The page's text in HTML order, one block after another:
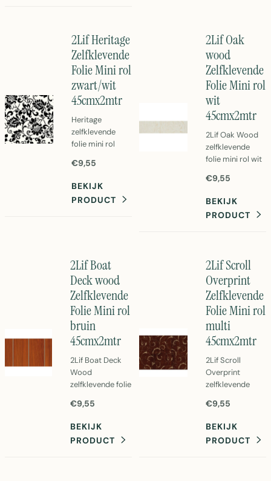
Waterbestendig
en duurzaam.
raamfolie.
2Lif Heritage
Zelfklevende
Folie Mini rol
zwart/wit
45cmx2mtr
Heritage
zelfklevende
folie mini rol
x 2 meter.
PVC folie voor
ramen, meubels
€9,55
BEKIJK
PRODUCT
2Lif Oak
wood
Zelfklevende
Folie Mini rol
wit
45cmx2mtr
2Lif Oak Wood
zelfklevende
folie mini rol wit
Perfect voor
wanden.
Eenvoudig aan te
finish.
€9,55
BEKIJK
PRODUCT
2Lif Boat
Deck wood
Zelfklevende
Folie Mini rol
bruin
45cmx2mtr
2Lif Boat Deck
Wood
zelfklevende folie
2 meter.
PVC folie voor
badkamer en
€9,55
BEKIJK
PRODUCT
2Lif Scroll
Overprint
Zelfklevende
Folie Mini rol
multi
45cmx2mtr
2Lif Scroll
Overprint
zelfklevende
Mini rol van
PVC. Perfecte
decoratieve
€9,55
BEKIJK
PRODUCT